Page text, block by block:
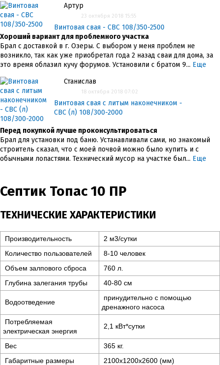
Артур
23 октября 2018 15:55
Винтовая свая - СВС 108/350-2500
Хороший вариант для проблемного участка
Брал с доставкой в г. Озеры. С выбором у меня проблем не
возникло, так как уже приобретал года 2 назад сваи для дома, за
это время облазил кучу форумов. Установили с братом 9... Еще
Станислав
18 октября 2018 07:02
Винтовая свая с литым наконечником -
СВС (л) 108/300-2000
Перед покупкой лучше проконсультироваться
Брал для установки под баню. Устанавливали сами, но знакомый
строитель сказал, что с моей почвой можно было купить и с
обычными лопастями. Технический мусор на участке был... Еще
Септик Топас 10 ПР
ТЕХНИЧЕСКИЕ ХАРАКТЕРИСТИКИ
Производительность
2 м3/сутки
Количество пользователей
8-10 человек
Объем залпового сброса
760 л.
Глубина залегания трубы
40-80 см
Водоотведение
принудительно с помощью
дренажного насоса
Потребляемая
электрическая энергия
2,1 кВт*сутки
Вес
365 кг.
Габаритные размеры
2100x1200x2600 (мм)